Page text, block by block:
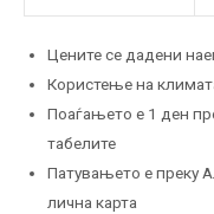
Цените се дадени
Користење на
Поаѓањето е 1 ден
табелите
Патувањето е преку
лична карта